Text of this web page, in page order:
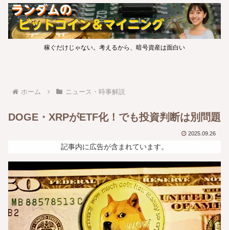
稼ぐだけじゃない。考えるから、暗号資産は面白い
ホーム ニュース・時事解説
DOGE・XRPがETF化！でも投資判断は別問題
2025.09.26
記事内に広告が含まれています。